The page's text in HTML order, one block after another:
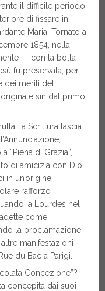
il difficile periodo
di fissare in
Maria. Tornato a
1854, nella
— con la bolla
fu preservata, per
dei meriti del
sin dal primo
la Scrittura lascia
“Piena di Grazia”,
di amicizia con Dio,
in un’origine
rafforzò
a Lourdes nel
come
la proclamazione
manifestazioni
du Bac a Parigi.
Concezione”?
concepita dai suoi